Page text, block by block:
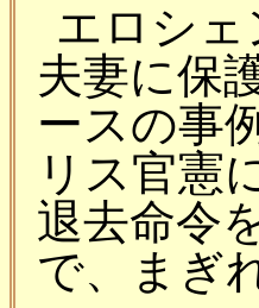
エロシ
夫妻に保
ースの事
リス官憲
退去命令
で、まぎ